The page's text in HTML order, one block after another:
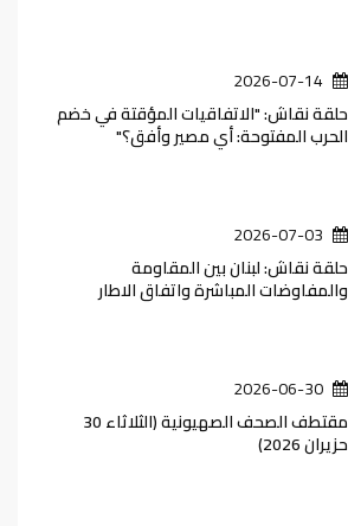
2026-07-14
حلقة نقاش: "الاتفاقيات المؤقتة في خضم
الحرب المفتوحة: أي مصير وأفق؟"
2026-07-03
حلقة نقاش: لبنان بين المقاومة
والمفاوضات المباشرة واتفاق الاطار
2026-06-30
مقتطف الصحف الصهيونية (الثلاثاء 30
حزيران 2026)